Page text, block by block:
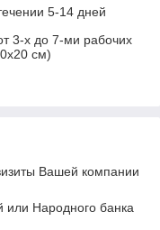
5-14 дней
3-х до 7-ми рабочих
см)
Вашей компании
или Народного банка